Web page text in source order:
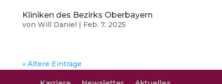
Kliniken des Bezirks Oberbayern
von Will Daniel | Feb. 7, 2025
« Ältere Einträge